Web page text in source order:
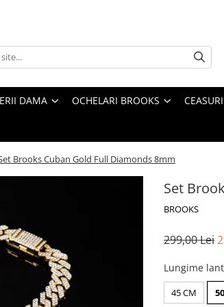
DAMA OCHELARI BROOKS
Brooks Cuban Gold Full Diamonds 8mm
Set
BROOKS
299,00 Lei
Lungime lant
45 CM